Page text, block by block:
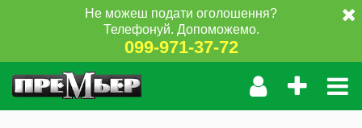
Не можеш подати оголошення?
Телефонуй. Допоможемо.
099-971-37-72